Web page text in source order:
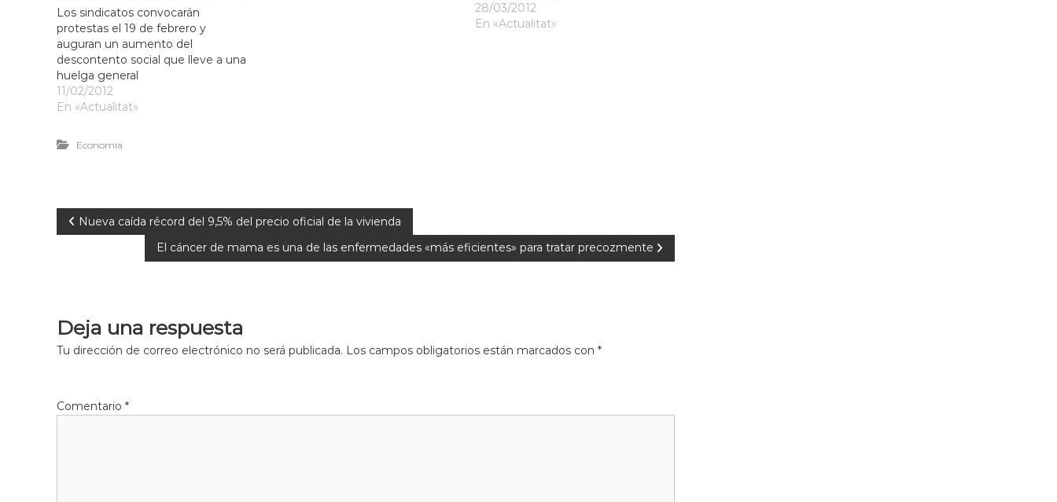
Los sindicatos convocarán
protestas el 19 de febrero y
auguran un aumento del
descontento social que lleve a una
huelga general
11/02/2012
En «Actualitat»
28/03/2012
En «Actualitat»
Economia
Nueva caída récord del 9,5% del precio oficial de la vivienda
El cáncer de mama es una de las enfermedades «más eficientes» para tratar precozmente
Deja una respuesta
Tu dirección de correo electrónico no será publicada. Los campos obligatorios están marcados con *
Comentario *